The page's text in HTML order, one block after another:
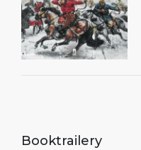
Booktrailery